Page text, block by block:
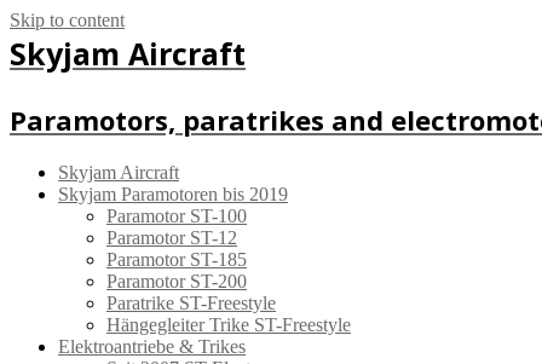
Skip to content
Skyjam Aircraft
Paramotors, paratrikes and
Skyjam Aircraft
Skyjam Paramotoren bis 2019
Paramotor ST-100
Paramotor ST-12
Paramotor ST-185
Paramotor ST-200
Paratrike ST-Freestyle
Hängegleiter Trike ST-Freestyle
Elektroantriebe & Trikes